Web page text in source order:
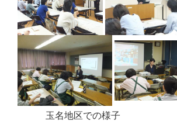
玉名地区での様